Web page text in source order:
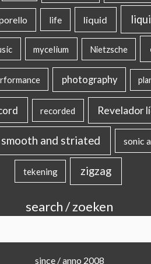
life liquid
mycelium Nietzsche
photography
recorded Revelador
smooth and striated sonic
tekening zigzag
search / zoeken
since / anno 2008